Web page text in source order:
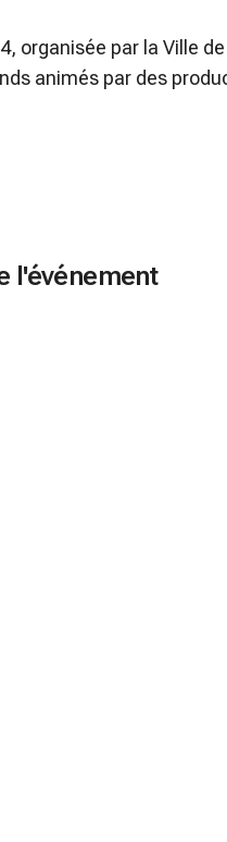
organisée par la Ville
animés par des
faire unique de notre
l'événement